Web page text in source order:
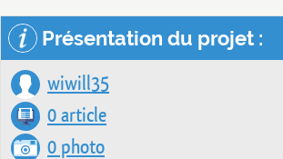
Présentation du projet :
wiwill35
0 article
0 photo